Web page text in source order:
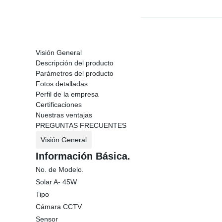
Visión General
Descripción del producto
Parámetros del producto
Fotos detalladas
Perfil de la empresa
Certificaciones
Nuestras ventajas
PREGUNTAS FRECUENTES
Visión General
Información Básica.
No. de Modelo.
Solar A- 45W
Tipo
Cámara CCTV
Sensor